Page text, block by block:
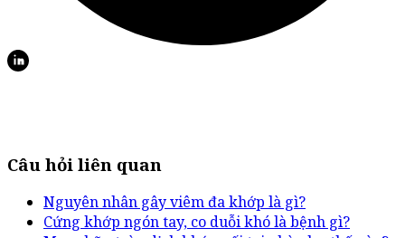
Câu hỏi liên quan
Nguyên nhân gây viêm đa khớp là gì?
Cứng khớp ngón tay, co duỗi khó là bệnh gì?